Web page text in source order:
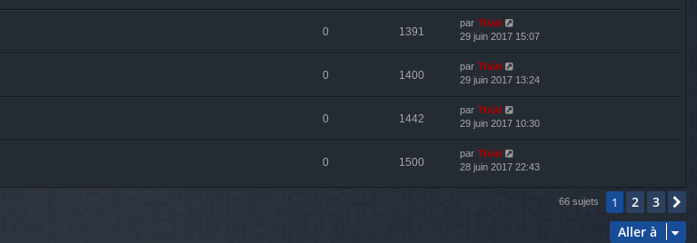
0 1391
par Thãd
29 juin 2017 15:07
0 1400
par Thãd
29 juin 2017 13:24
0 1442
par Thãd
29 juin 2017 10:30
0 1500
par Thãd
28 juin 2017 22:43
66 sujets 1 2 3
Aller à